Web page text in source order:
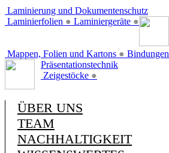
Laminierung und Dokumentenschutz
Laminierfolien ● Laminiergeräte ●
Mappen, Folien und Kartons ● Bindungen
Präsentationstechnik
Zeigestöcke ●
ÜBER UNS
TEAM
NACHHALTIGKEIT